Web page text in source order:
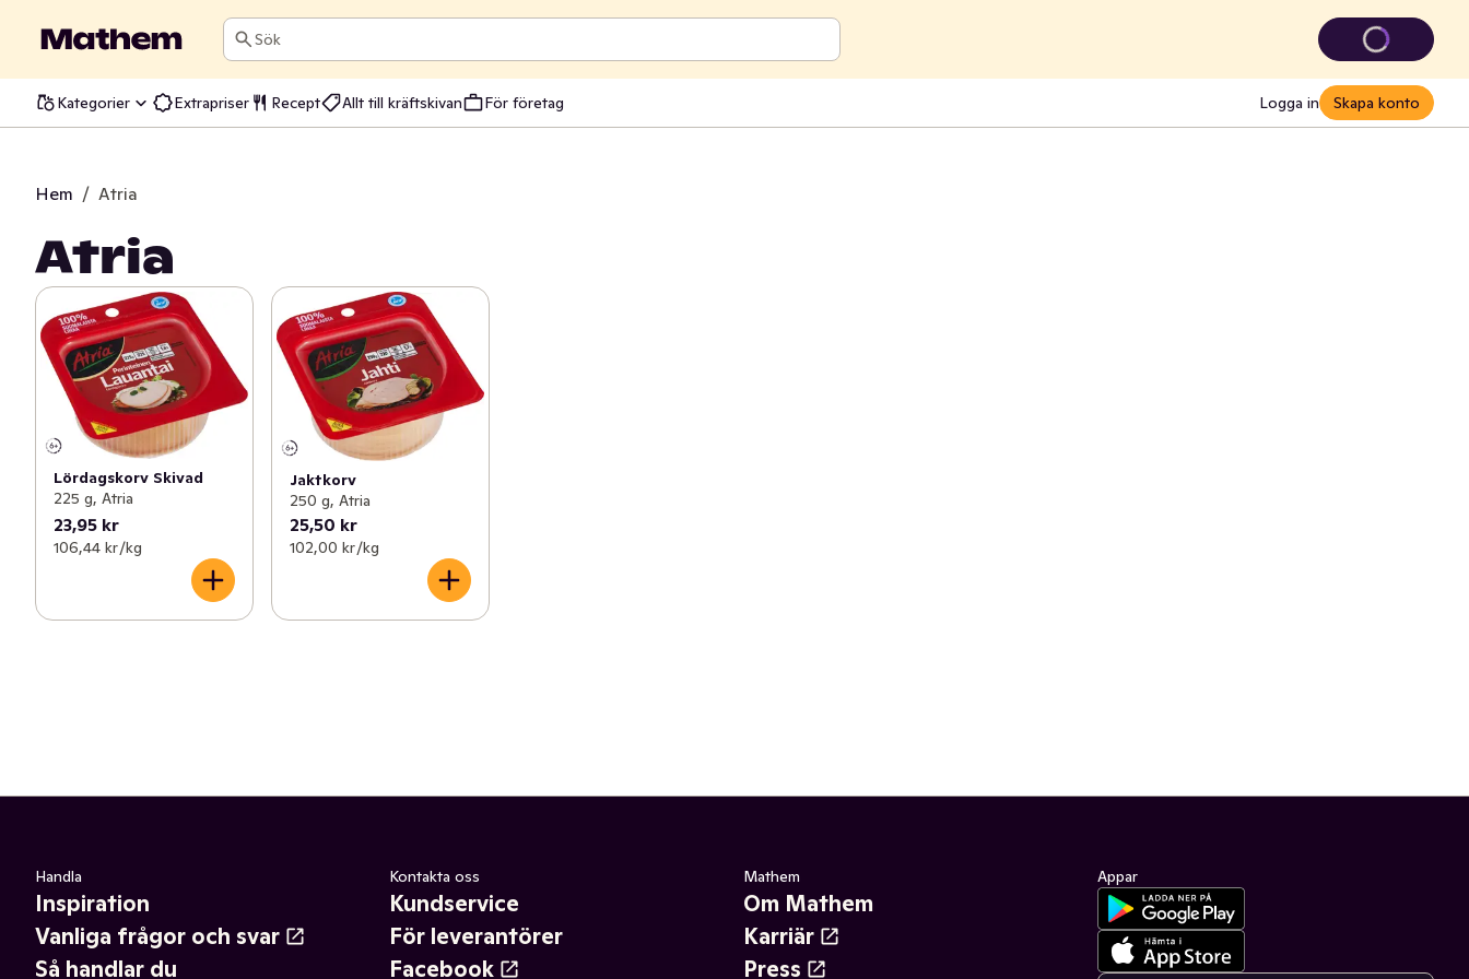
Sök
Kategorier Extrapriser Recept Allt till kräftskivan För företag Logga in Skapa konto
Hem / Atria
Atria
Lördagskorv Skivad
225 g, Atria
23,95 kr
106,44 kr /kg
Jaktkorv
250 g, Atria
25,50 kr
102,00 kr /kg
Handla
Inspiration
Vanliga frågor och svar
Så handlar du
Kontakta oss
Kundservice
För leverantörer
Facebook
Mathem
Om Mathem
Karriär
Press
Appar